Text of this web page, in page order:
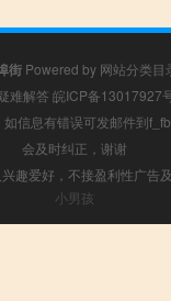
街 Powered by 网站分类目
难解答 皖ICP备13017927
信息有错误可发邮件到
会及时纠正，谢谢
趣爱好，不接盈利性广告
小男孩